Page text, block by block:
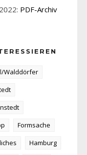
PDF-Archiv
Walddörfer
Formsache
Hamburg